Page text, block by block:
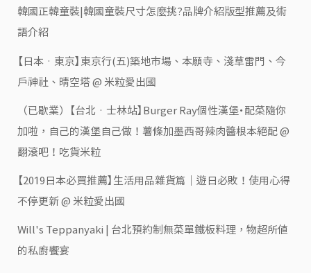
韓國正韓童裝|韓國童裝尺寸怎麼挑?品牌介紹版型推薦及術
語介紹
【日本‧東京】東京行(五)築地市場、本願寺、淺草雷門、今
戶神社、晴空塔 @ 米粒愛出國
（已歇業）【台北‧士林站】Burger Ray個性漢堡・配菜隨你
加啦，自己的漢堡自己做！薯條加墨西哥辣肉醬根本絕配 @
翻滾吧！吃貨米粒
【2019日本必買推薦】生活用品雜貨篇｜遊日必敗！使用心得
不停更新 @ 米粒愛出國
Will's Teppanyaki | 台北預約制無菜單鐵板料理，物超所值
的私廚饗宴